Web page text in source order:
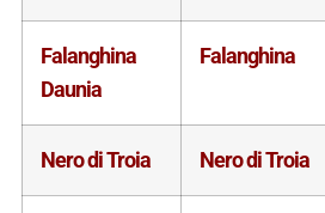
Falanghina
Daunia
Falanghina
Nero di Troia Nero di Troia